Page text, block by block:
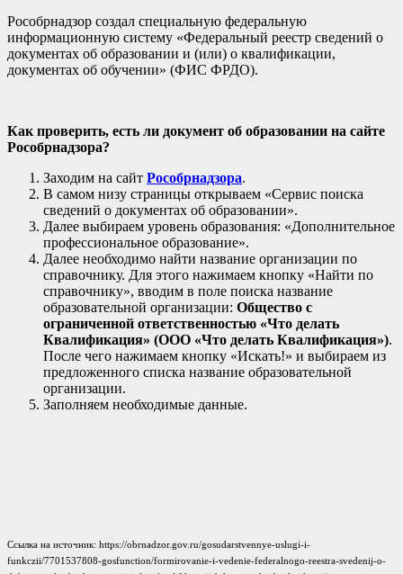
Рособрнадзор создал специальную федеральную
информационную систему «Федеральный реестр сведений о
документах об образовании и (или) о квалификации,
документах об обучении» (ФИС ФРДО).
Как проверить, есть ли документ об образовании на сайте
Рособрнадзора?
Заходим на сайт Рособрнадзора.
В самом низу страницы открываем «Сервис поиска
сведений о документах об образовании».
Далее выбираем уровень образования: «Дополнительное
профессиональное образование».
Далее необходимо найти название организации по
справочнику. Для этого нажимаем кнопку «Найти по
справочнику», вводим в поле поиска название
образовательной организации: Общество с
ограниченной ответственностью «Что делать
Квалификация» (ООО «Что делать Квалификация»).
После чего нажимаем кнопку «Искать!» и выбираем из
предложенного списка название образовательной
организации.
Заполняем необходимые данные.
Ссылка на источник: https://obrnadzor.gov.ru/gosudarstvennye-uslugi-i-
funkczii/7701537808-gosfunction/formirovanie-i-vedenie-federalnogo-reestra-svedenij-o-